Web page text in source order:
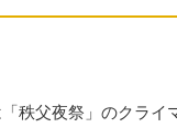
秩父夜祭」のクライ